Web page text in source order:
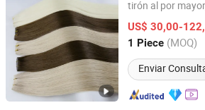
tirón al por
decabellode
virgen
chino
US$ 30,00-
1 Piece (MOQ)
Enviar
Juancheng Sunze Hair Products Co.,
Shandong, China Desde